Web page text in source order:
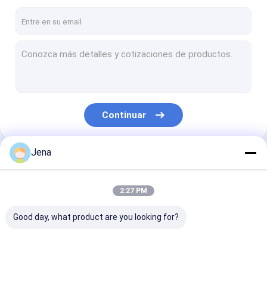
Emisión de la señal del teléfono celular
Emisión de la señal de Wifi
Emisión portátil de la señal
Continuar
Nuestras Categorías
Jena
2:27 PM
Good day, what product are you looking for?